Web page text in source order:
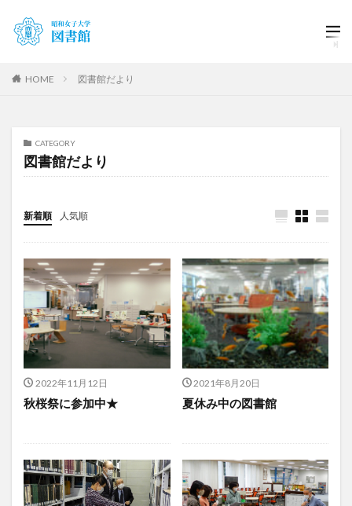
HOME 図書館だより
CATEGORY
図書館だより
新着順 人気順
2022年11月12日
秋桜祭に参加中★
2021年8月20日
夏休み中の図書館